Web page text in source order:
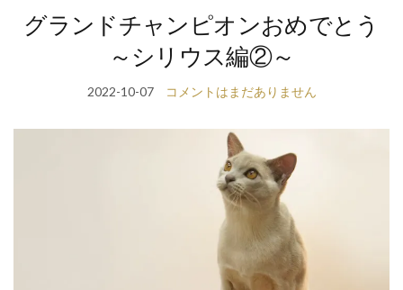
グランドチャンピオンおめでとう
～シリウス編②～
2022-10-07 コメントはまだありません